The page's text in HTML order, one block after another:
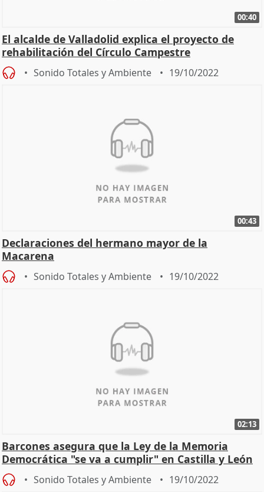
00:40
El alcalde de Valladolid explica el proyecto de
rehabilitación del Círculo Campestre
Sonido Totales y Ambiente 19/10/2022
00:43
Declaraciones del hermano mayor de la
Macarena
Sonido Totales y Ambiente 19/10/2022
02:13
Barcones asegura que la Ley de la Memoria
Democrática "se va a cumplir" en Castilla y León
Sonido Totales y Ambiente 19/10/2022